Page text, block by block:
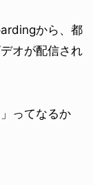
から、都
オが配信され
ってなるか